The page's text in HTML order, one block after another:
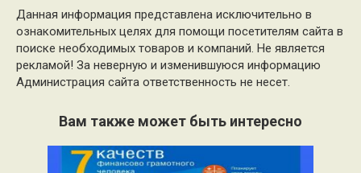
Данная информация представлена исключительно в
ознакомительных целях для помощи посетителям сайта в
поиске необходимых товаров и компаний. Не является
рекламой! За неверную и изменившуюся информацию
Администрация сайта ответственность не несет.
Вам также может быть интересно